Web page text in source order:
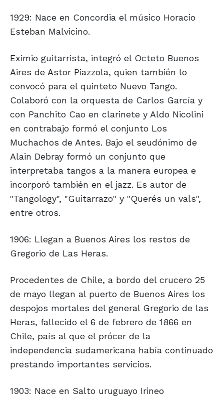
1929: Nace en Concordia el músico Horacio
Esteban Malvicino.
Eximio guitarrista, integró el Octeto Buenos
Aires de Astor Piazzola, quien también lo
convocó para el quinteto Nuevo Tango.
Colaboró con la orquesta de Carlos García y
con Panchito Cao en clarinete y Aldo Nicolini
en contrabajo formó el conjunto Los
Muchachos de Antes. Bajo el seudónimo de
Alain Debray formó un conjunto que
interpretaba tangos a la manera europea e
incorporó también en el jazz. Es autor de
"Tangology", "Guitarrazo" y "Querés un vals",
entre otros.
1906: Llegan a Buenos Aires los restos de
Gregorio de Las Heras.
Procedentes de Chile, a bordo del crucero 25
de mayo llegan al puerto de Buenos Aires los
despojos mortales del general Gregorio de las
Heras, fallecido el 6 de febrero de 1866 en
Chile, país al que el prócer de la
independencia sudamericana había continuado
prestando importantes servicios.
1903: Nace en Salto uruguayo Irineo